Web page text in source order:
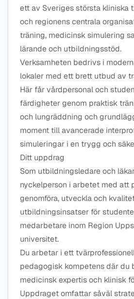
ett av Sveriges största kliniska
och regionens centrala
träning, medicinsk simulering
lärande och utbildningsstöd.
Verksamheten bedrivs i
lokaler med ett brett utbud av
Här får vårdpersonal och
färdigheter genom praktisk
och lungräddning och
moment till avancerade
simuleringar i en trygg och
Ditt uppdrag
Som utbildningsledare och
nyckelperson i arbetet med att
genomföra, utveckla och
utbildningsinsatser för
medarbetare inom Region
universitet.
Du arbetar i ett
pedagogisk kompetens där du
medicinsk expertis och klinisk
Uppdraget omfattar såväl